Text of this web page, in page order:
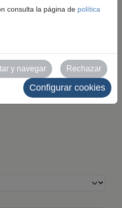
de Zaragoza. Queda
sin autorización
consulta la página de política
y navegar Rechazar
Configurar cookies